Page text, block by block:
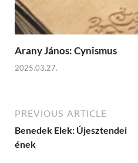
Arany János: Cynismus
2025.03.27.
PREVIOUS ARTICLE
Benedek Elek: Újesztendei
ének